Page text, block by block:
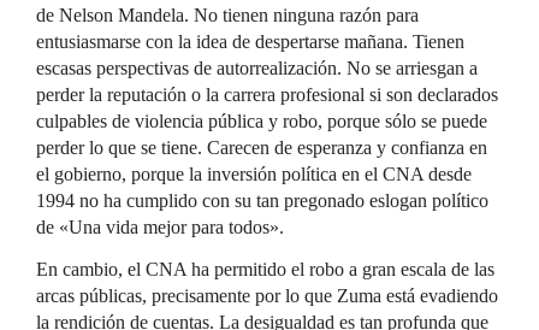
de Nelson Mandela. No tienen ninguna razón para
entusiasmarse con la idea de despertarse mañana. Tienen
escasas perspectivas de autorrealización. No se arriesgan a
perder la reputación o la carrera profesional si son declarados
culpables de violencia pública y robo, porque sólo se puede
perder lo que se tiene. Carecen de esperanza y confianza en
el gobierno, porque la inversión política en el CNA desde
1994 no ha cumplido con su tan pregonado eslogan político
de «Una vida mejor para todos».
En cambio, el CNA ha permitido el robo a gran escala de las
arcas públicas, precisamente por lo que Zuma está evadiendo
la rendición de cuentas. La desigualdad es tan profunda que